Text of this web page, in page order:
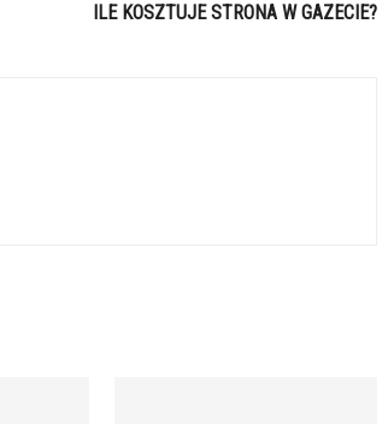
ILE KOSZTUJE STRONA W GAZECIE?